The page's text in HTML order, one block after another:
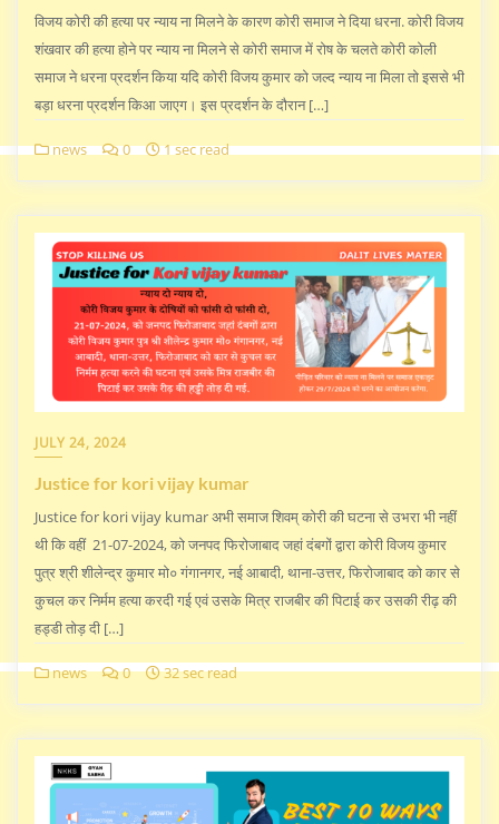
विजय कोरी की हत्या पर न्याय ना मिलने के कारण कोरी समाज ने दिया धरना. कोरी विजय
शंखवार की हत्या होने पर न्याय ना मिलने से कोरी समाज में रोष के चलते कोरी कोली
समाज ने धरना प्रदर्शन किया यदि कोरी विजय कुमार को जल्द न्याय ना मिला तो इससे भी
बड़ा धरना प्रदर्शन किआ जाएग। इस प्रदर्शन के दौरान […]
news 0 1 sec read
JULY 24, 2024
Justice for kori vijay kumar
Justice for kori vijay kumar अभी समाज शिवम् कोरी की घटना से उभरा भी नहीं
थी कि वहीं 21-07-2024, को जनपद फिरोजाबाद जहां दंबगों द्वारा कोरी विजय कुमार
पुत्र श्री शीलेन्द्र कुमार मो० गंगानगर, नई आबादी, थाना-उत्तर, फिरोजाबाद को कार से
कुचल कर निर्मम हत्या करदी गई एवं उसके मित्र राजबीर की पिटाई कर उसकी रीढ़ की
हड्डी तोड़ दी […]
news 0 32 sec read